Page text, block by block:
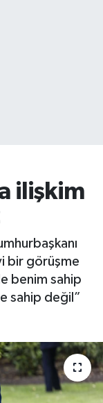
ilişkim
bir görüşme
benim sahip
sahip değil”